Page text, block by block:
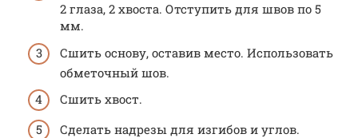
2 глаза, 2 хвоста. Отступить для швов по 5
мм.
Сшить основу, оставив место. Использовать
обметочный шов.
Сшить хвост.
Сделать надрезы для изгибов и углов.